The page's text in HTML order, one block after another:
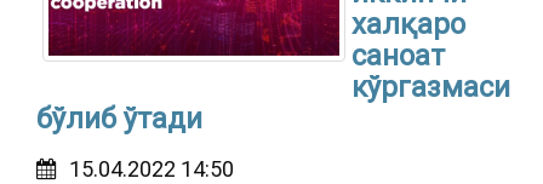
халқаро
саноат
кўргазмаси
бўлиб ўтади
15.04.2022 14:50